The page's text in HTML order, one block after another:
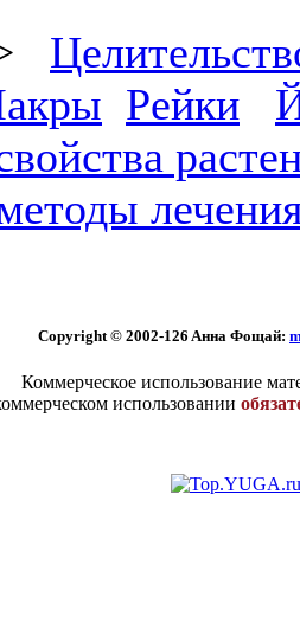
Рейки
Copyright © 2002-126 Aннa Фoщaй:
Коммерческое использование
использовании